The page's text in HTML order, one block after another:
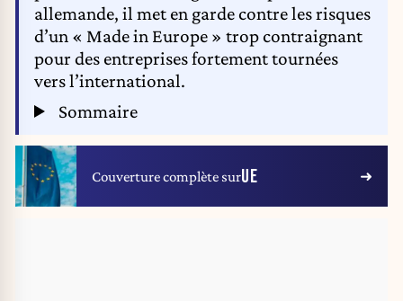
allemande, il met en garde contre les risques
d’un « Made in Europe » trop contraignant
pour des entreprises fortement tournées
vers l’international.
Sommaire
Couverture complète surUE